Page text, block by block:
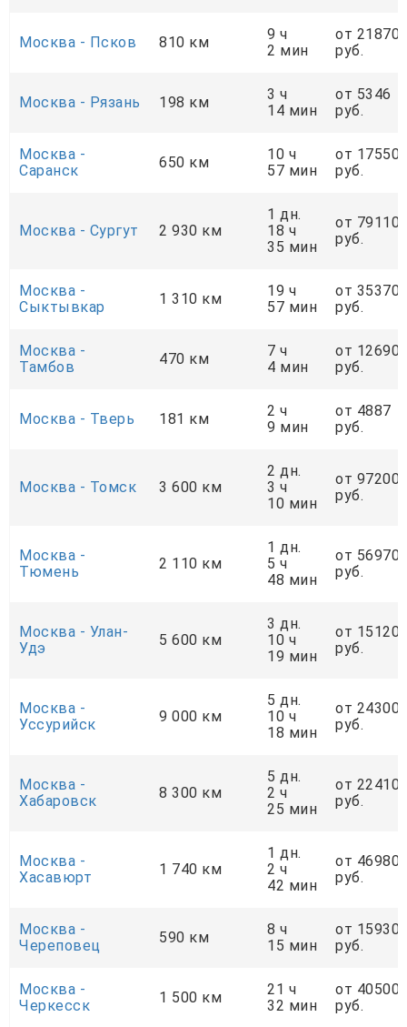
Москва - Псков 810 км
9 ч
2 мин
от 21870
руб.
Москва - Рязань 198 км
3 ч
14 мин
от 5346
руб.
Москва -
Саранск
650 км
10 ч
57 мин
от 17550
руб.
Москва - Сургут 2 930 км
1 дн.
18 ч
35 мин
от 79110
руб.
Москва -
Сыктывкар
1 310 км
19 ч
57 мин
от 35370
руб.
Москва -
Тамбов
470 км
7 ч
4 мин
от 12690
руб.
Москва - Тверь 181 км
2 ч
9 мин
от 4887
руб.
Москва - Томск 3 600 км
2 дн.
3 ч
10 мин
от 97200
руб.
Москва -
Тюмень
2 110 км
1 дн.
5 ч
48 мин
от 56970
руб.
Москва - Улан-
Удэ
5 600 км
3 дн.
10 ч
19 мин
от
руб.
Москва -
Уссурийск
9 000 км
5 дн.
10 ч
18 мин
от
руб.
Москва -
Хабаровск
8 300 км
5 дн.
2 ч
25 мин
от
руб.
Москва -
Хасавюрт
1 740 км
1 дн.
2 ч
42 мин
от 46980
руб.
Москва -
Череповец
590 км
8 ч
15 мин
от 15930
руб.
Москва -
Черкесск
1 500 км
21 ч
32 мин
от 40500
руб.